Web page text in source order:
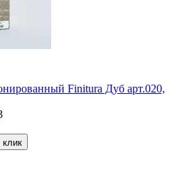
Finitura Дуб арт.020,
клик